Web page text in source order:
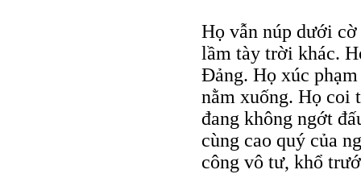
Họ vẫn núp dưới
lầm tày trời khác.
Đảng. Họ xúc
nằm xuống. Họ coi
đang không ngớt
cùng cao quý của
công vô tư, khổ